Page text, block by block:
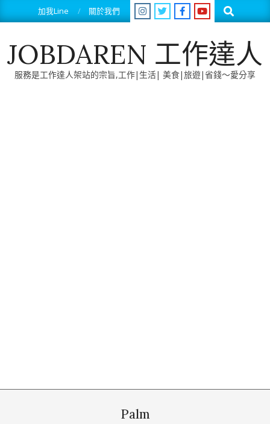
to
加我Line 關於我們 Search
JOBDAREN 工作達人
服務是工作達人架站的宗旨,工作|生活| 美食|旅遊|省錢～愛分享
Palm